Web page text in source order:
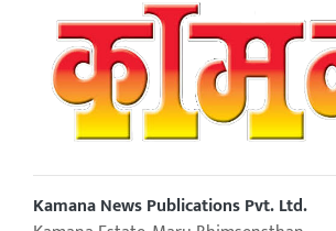
Kamana News Publications Pvt. Ltd.